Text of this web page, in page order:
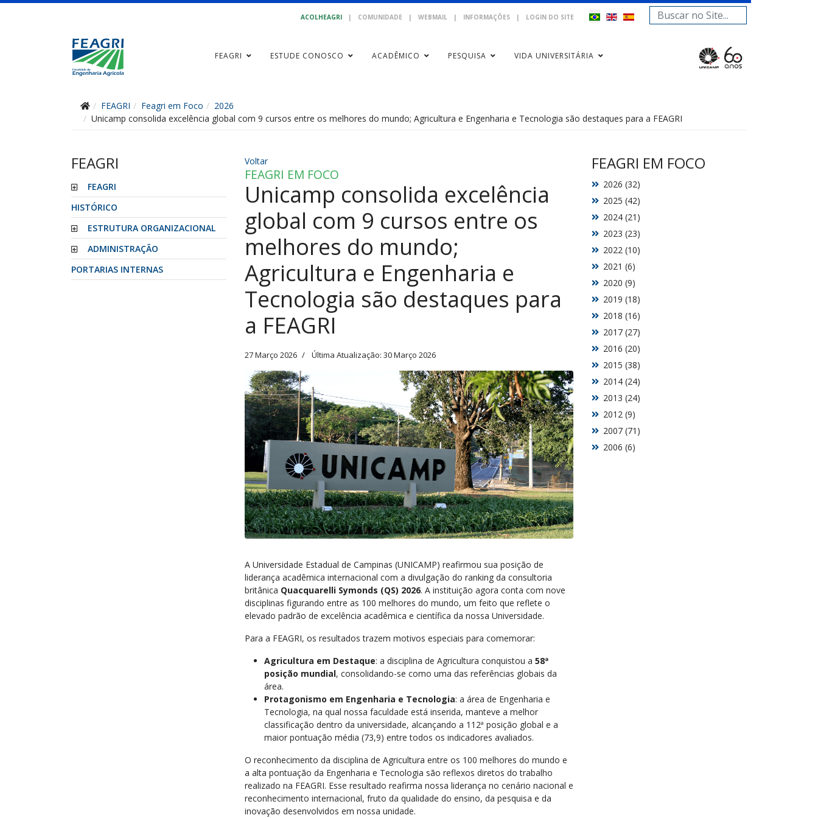
ACOLHEAGRI | COMUNIDADE | WEBMAIL | INFORMAÇÕES | LOGIN DO SITE Pesquisar...
FEAGRI ESTUDE CONOSCO ACADÊMICO PESQUISA VIDA UNIVERSITÁRIA
FEAGRI Feagri em Foco
2026
Unicamp consolida excelência global com 9 cursos entre os melhores do mundo; Agricultura e Engenharia e Tecnologia são destaques para a FEAGRI
FEAGRI
FEAGRI
HISTÓRICO
ESTRUTURA ORGANIZACIONAL
ADMINISTRAÇÃO
PORTARIAS INTERNAS
Voltar
FEAGRI EM FOCO
Unicamp consolida excelência
global com 9 cursos entre os
melhores do mundo;
Agricultura e Engenharia e
Tecnologia são destaques para
a FEAGRI
27 Março 2026 Última Atualização: 30 Março 2026
A Universidade Estadual de Campinas (UNICAMP) reafirmou sua posição de
liderança acadêmica internacional com a divulgação do ranking da consultoria
britânica Quacquarelli Symonds (QS) 2026. A instituição agora conta com nove
disciplinas figurando entre as 100 melhores do mundo, um feito que reflete o
elevado padrão de excelência acadêmica e científica da nossa Universidade.
Para a FEAGRI, os resultados trazem motivos especiais para comemorar:
Agricultura em Destaque: a disciplina de Agricultura conquistou a 58ª
posição mundial, consolidando-se como uma das referências globais da
área.
Protagonismo em Engenharia e Tecnologia: a área de Engenharia e
Tecnologia, na qual nossa faculdade está inserida, manteve a melhor
classificação dentro da universidade, alcançando a 112ª posição global e a
maior pontuação média (73,9) entre todos os indicadores avaliados.
O reconhecimento da disciplina de Agricultura entre os 100 melhores do mundo e
a alta pontuação da Engenharia e Tecnologia são reflexos diretos do trabalho
realizado na FEAGRI. Esse resultado reafirma nossa liderança no cenário nacional e
reconhecimento internacional, fruto da qualidade do ensino, da pesquisa e da
inovação desenvolvidos em nossa unidade.
FEAGRI EM FOCO
2006 (6)
2007 (71)
2012 (9)
2013 (24)
2014 (24)
2015 (38)
2016 (20)
2017 (27)
2018 (16)
2019 (18)
2020 (9)
2021 (6)
2022 (10)
2023 (23)
2024 (21)
2025 (42)
2026 (32)